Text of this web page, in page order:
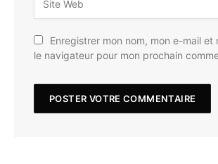
Enregistrer mon nom, mon e-mail et
le navigateur pour mon prochain